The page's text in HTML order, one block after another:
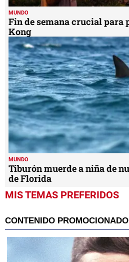
MUNDO
Fin de semana crucial para
Kong
MUNDO
Tiburón muerde a niña de
de Florida
MIS TEMAS PREFERIDOS